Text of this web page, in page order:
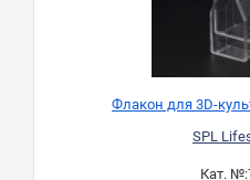
Флакон для 3D-
SPL
Кат. №: